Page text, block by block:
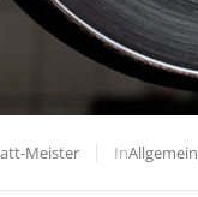
Meister InAllgemein